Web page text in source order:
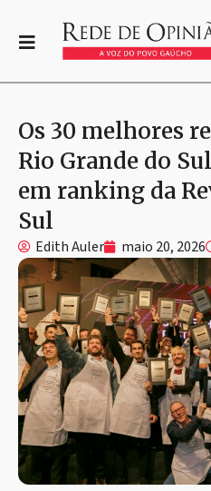
Os 30 melhores
Rio Grande do
em ranking da
Sul
Edith Auler maio 20, 2026